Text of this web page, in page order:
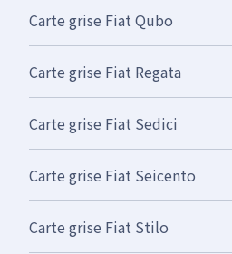
Carte grise Fiat Qubo
Carte grise Fiat Regata
Carte grise Fiat Sedici
Carte grise Fiat Seicento
Carte grise Fiat Stilo